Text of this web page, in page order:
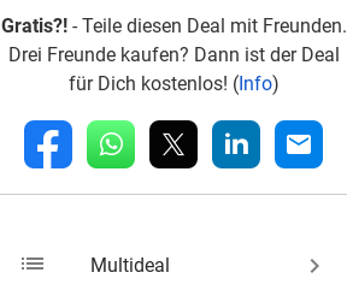
Gratis?!- Teile diesen Deal mit Freunden.
Drei Freunde kaufen? Dann ist der Deal
für Dich kostenlos! (Info)
fb whatsapp linkedin mail
list Multideal keyboard_arrow_right